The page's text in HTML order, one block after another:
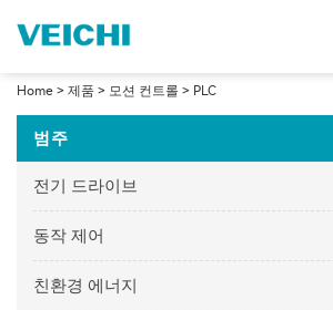
Home > 제품 > 모션 컨트롤 > PLC
범주
전기 드라이브
동작 제어
친환경 에너지